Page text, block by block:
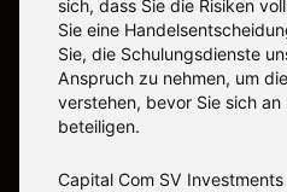
sich, dass Sie die Risiken
Sie eine
Sie, die Schulungsdienste
Anspruch zu nehmen, um
verstehen, bevor Sie sich
beteiligen.
Capital Com SV